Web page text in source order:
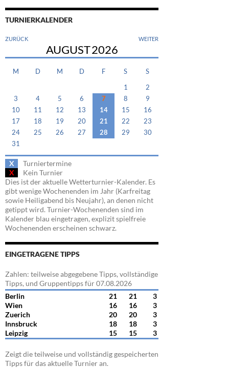
TURNIERKALENDER
ZURÜCK WEITER
AUGUST2026
M D M D F S S
1
2
3
4 5 6 7 8
9
10
11 12 13 14 15
16
17
18 19 20 21 22
23
24
25 26 27 28 29
30
31
X
Turniertermine
X
Kein Turnier
Dies ist der aktuelle Wetterturnier-Kalender. Es
gibt wenige Wochenenden im Jahr (Karfreitag
sowie Heiligabend bis Neujahr), an denen nicht
getippt wird. Turnier-Wochenenden sind im
Kalender blau eingetragen, explizit spielfreie
Wochenenden erscheinen schwarz.
EINGETRAGENE TIPPS
Zahlen: teilweise abgegebene Tipps, vollständige
Tipps, und Gruppentipps für 07.08.2026
Berlin
21 21
3
Wien
16 16
3
Zuerich
20 20
3
Innsbruck
18 18
3
Leipzig
15 15 3
Zeigt die teilweise und vollständig gespeicherten
Tipps für das aktuelle Turnier an.